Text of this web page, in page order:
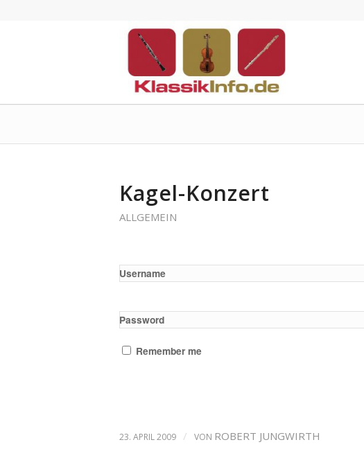
Kagel-Konzert
ALLGEMEIN
Username
Password
Remember me
23. APRIL 2009 / VON ROBERT JUNGWIRTH